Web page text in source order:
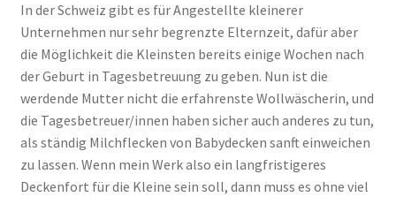
In der Schweiz gibt es für Angestellte kleinerer
Unternehmen nur sehr begrenzte Elternzeit, dafür aber
die Möglichkeit die Kleinsten bereits einige Wochen nach
der Geburt in Tagesbetreuung zu geben. Nun ist die
werdende Mutter nicht die erfahrenste Wollwäscherin, und
die Tagesbetreuer/innen haben sicher auch anderes zu tun,
als ständig Milchflecken von Babydecken sanft einweichen
zu lassen. Wenn mein Werk also ein langfristigeres
Deckenfort für die Kleine sein soll, dann muss es ohne viel